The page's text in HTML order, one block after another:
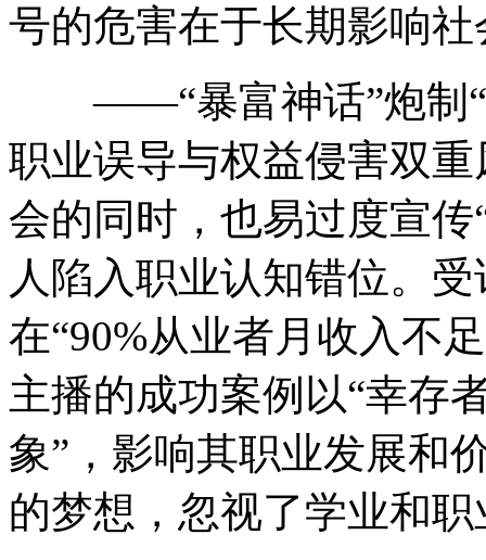
号的危害在于长期影响社
——“暴富神话”炮制“
职业误导与权益侵害双
会的同时，也易过度宣
人陷入职业认知错位。
在“90%从业者月收入不
主播的成功案例以“幸存
象”，影响其职业发展和
的梦想，忽视了学业和